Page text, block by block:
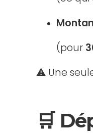
(pour
⚠️ Une
🛒